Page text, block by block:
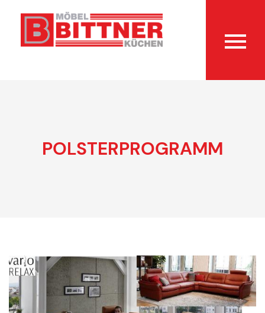
POLSTERPROGRAMM